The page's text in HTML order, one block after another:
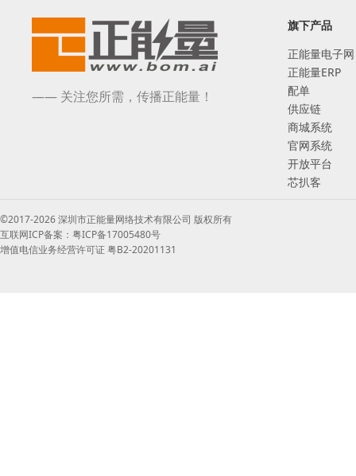
—— 关注您所需，传播正能量！
旗下产品
正能量电子网
正能量ERP
配单
供应链
商城系统
官网系统
开放平台
芯扒客
©2017-2026 深圳市正能量网络技术有限公司 版权所有
互联网ICP备案：粤ICP备17005480号
增值电信业务经营许可证 粤B2-20201131